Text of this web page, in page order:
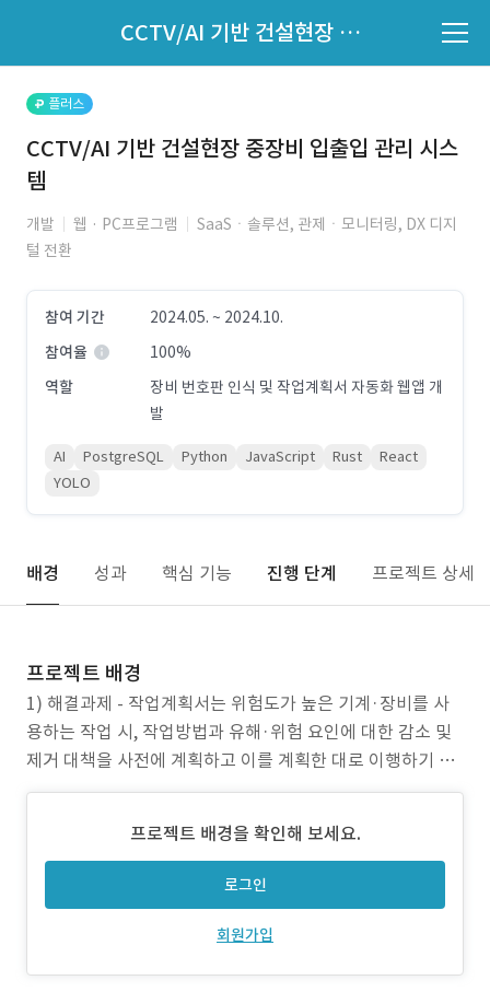
CCTV/AI 기반 건설현장 중장비 입출입 관리 시스템
지원자 목록 바로가기
플러스
CCTV/AI 기반 건설현장 중장비 입출입 관리 시스
템
개발 웹 · PC프로그램
SaaSㆍ솔루션, 관제ㆍ모니터링, DX 디지
털 전환
참여 기간
2024.05. ~ 2024.10.
참여율
100%
역할
장비 번호판 인식 및 작업계획서 자동화 웹앱 개
발
AI PostgreSQL Python JavaScript Rust
React
YOLO
배경 성과 핵심 기능 진행 단계 프로젝트 상세
프로젝트 배경
1) 해결과제 - 작업계획서는 위험도가 높은 기계·장비를 사
용하는 작업 시, 작업방법과 유해·위험 요인에 대한 감소 및
제거 대책을 사전에 계획하고 이를 계획한 대로 이행하기 위
한 일종의 안전작업절차서로, 산업안전보건기준에 관한 규칙
장비 출입 횟수가 약 100 회/일 이상으로 빈번하며, 장비별로
작업계획서를 작성해야 하므로 소수의 안전관리
프로젝트 배경을 확인해 보세요.
로그인
회원가입